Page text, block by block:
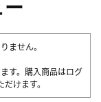
ません。
す。購入商品はログ
けます。